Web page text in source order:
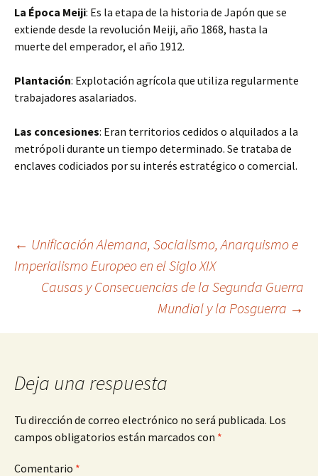
La Época Meiji: Es la etapa de la historia de Japón que se
extiende desde la revolución Meiji, año 1868, hasta la
muerte del emperador, el año 1912.
Plantación: Explotación agrícola que utiliza regularmente
trabajadores asalariados.
Las concesiones: Eran territorios cedidos o alquilados a la
metrópoli durante un tiempo determinado. Se trataba de
enclaves codiciados por su interés estratégico o comercial.
Navegación
entradas
← Unificación Alemana, Socialismo, Anarquismo e
Imperialismo Europeo en el Siglo XIX
Causas y Consecuencias de la Segunda Guerra
Mundial y la Posguerra →
Deja una respuesta
Tu dirección de correo electrónico no será publicada. Los
campos obligatorios están marcados con *
Comentario *